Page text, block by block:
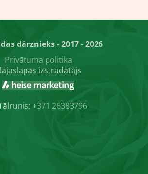
dārznieks - 2017 - 2026
Privātuma politika
izstrādātājs
+371 26383796